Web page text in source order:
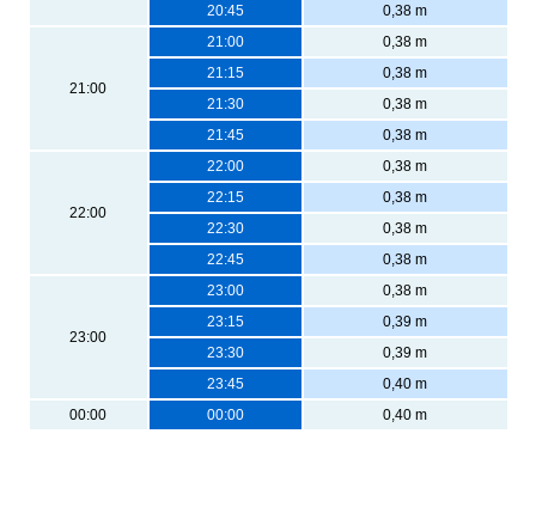
20:45
0,38 m
21:00
21:00
0,38 m
21:15
0,38 m
21:30
0,38 m
21:45
0,38 m
22:00
22:00
0,38 m
22:15
0,38 m
22:30
0,38 m
22:45
0,38 m
23:00
23:00
0,38 m
23:15
0,39 m
23:30
0,39 m
23:45
0,40 m
00:00
00:00 0,40 m